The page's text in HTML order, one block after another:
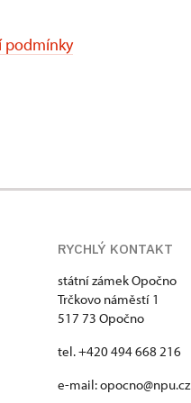
podmínky
RYCHLÝ KONTAKT
státní zámek Opočno
Trčkovo náměstí 1
517 73 Opočno
tel. +420 494 668 216
e-mail: opocno@npu.cz